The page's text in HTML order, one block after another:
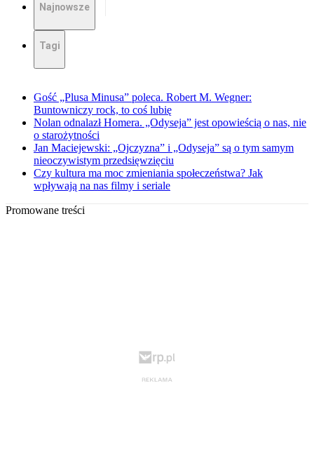
Najnowsze
Tagi
Gość „Plusa Minusa” poleca. Robert M. Wegner:
Buntowniczy rock, to coś lubię
Nolan odnalazł Homera. „Odyseja” jest opowieścią o nas, nie
o starożytności
Jan Maciejewski: „Ojczyzna” i „Odyseja” są o tym samym
nieoczywistym przedsięwzięciu
Czy kultura ma moc zmieniania społeczeństwa? Jak
wpływają na nas filmy i seriale
Promowane treści